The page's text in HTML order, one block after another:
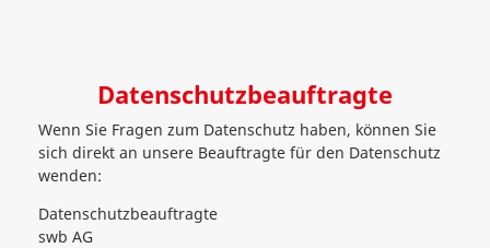
Datenschutzbeauftragte
Wenn Sie Fragen zum Datenschutz haben, können Sie
sich direkt an unsere Beauftragte für den Datenschutz
wenden:
Datenschutzbeauftragte
swb AG